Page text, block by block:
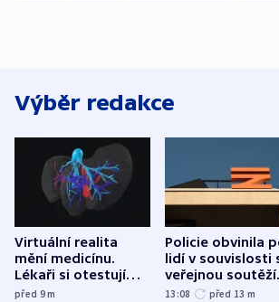
Výběr redakce
Virtuální realita
mění medicínu.
Lékaři si otestují
každý řez, říká
před 9m
Policie obvinila
lidí v souvislosti
veřejnou soutěží
Správy železnic
13:08 před 13 m